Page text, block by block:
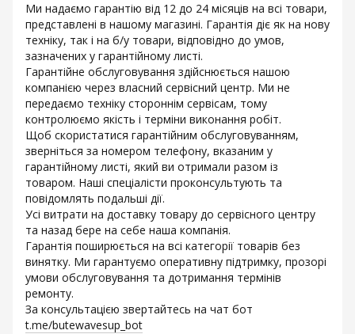
Ми надаємо гарантію від 12 до 24 місяців на всі товари,
представлені в нашому магазині. Гарантія діє як на нову
техніку, так і на б/у товари, відповідно до умов,
зазначених у гарантійному листі.
Гарантійне обслуговування здійснюється нашою
компанією через власний сервісний центр. Ми не
передаємо техніку стороннім сервісам, тому
контролюємо якість і терміни виконання робіт.
Щоб скористатися гарантійним обслуговуванням,
зверніться за номером телефону, вказаним у
гарантійному листі, який ви отримали разом із
товаром. Наші спеціалісти проконсультують та
повідомлять подальші дії.
Усі витрати на доставку товару до сервісного центру
та назад бере на себе наша компанія.
Гарантія поширюється на всі категорії товарів без
винятку. Ми гарантуємо оперативну підтримку, прозорі
умови обслуговування та дотримання термінів
ремонту.
За консультацією звертайтесь на чат бот
t.me/butewavesup_bot